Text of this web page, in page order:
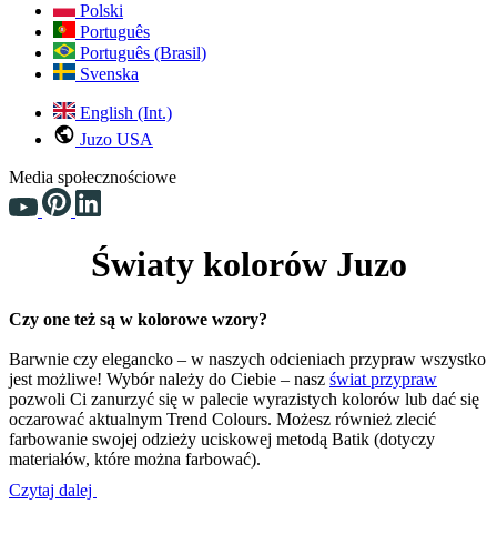
Polski
Português
Português (Brasil)
Svenska
English (Int.)
Juzo USA
Media społecznościowe
Światy kolorów Juzo
Czy one też są w kolorowe wzory?
Barwnie czy elegancko – w naszych odcieniach przypraw wszystko
jest możliwe! Wybór należy do Ciebie – nasz świat przypraw
pozwoli Ci zanurzyć się w palecie wyrazistych kolorów lub dać się
oczarować aktualnym Trend Colours. Możesz również zlecić
farbowanie swojej odzieży uciskowej metodą Batik (dotyczy
materiałów, które można farbować).
Czytaj dalej